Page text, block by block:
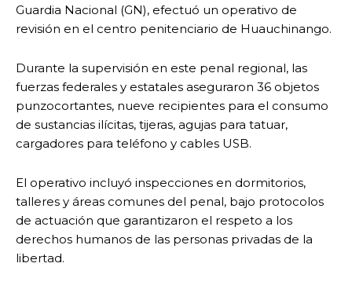
Guardia Nacional (GN), efectuó un operativo de
revisión en el centro penitenciario de Huauchinango.
Durante la supervisión en este penal regional, las
fuerzas federales y estatales aseguraron 36 objetos
punzocortantes, nueve recipientes para el consumo
de sustancias ilícitas, tijeras, agujas para tatuar,
cargadores para teléfono y cables USB.
El operativo incluyó inspecciones en dormitorios,
talleres y áreas comunes del penal, bajo protocolos
de actuación que garantizaron el respeto a los
derechos humanos de las personas privadas de la
libertad.